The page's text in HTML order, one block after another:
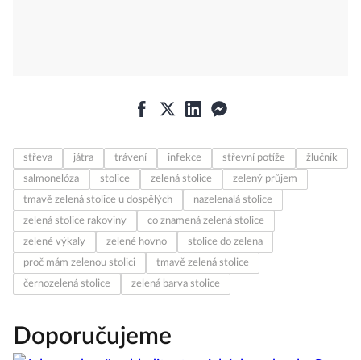
střeva játra trávení infekce střevní potíže
žlučník
salmonelóza
stolice zelená stolice
zelený průjem
tmavě zelená stolice u dospělých
nazelenalá stolice
zelená stolice rakoviny
co znamená zelená stolice
zelené výkaly
zelené hovno
stolice do zelena
proč mám zelenou stolici
tmavě zelená stolice
černozelená stolice
zelená barva stolice
Doporučujeme